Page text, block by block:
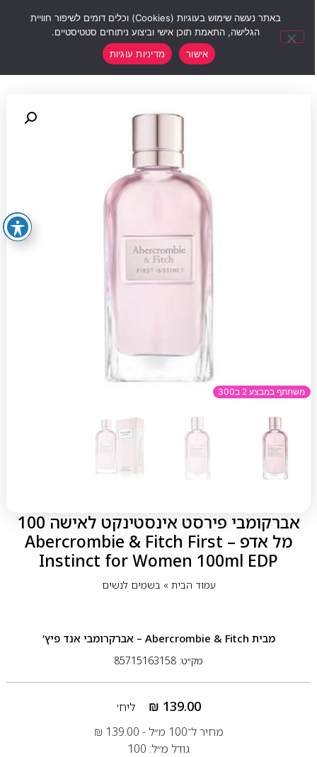
משתתף במבצע 2 ב300
אברקומבי פירסט אינסטינקט לאישה 100
מל אדפ – Abercrombie & Fitch First
Instinct for Women 100ml EDP
עמוד הבית» בשמים לנשים
מבית Abercrombie & Fitch – אברקרומבי אנד פיץ’
מק״ט: 85715163158
₪ 139.00
ליח׳
מחיר ל־100 מ״ל -
₪ 139.00
גודל מ״ל: 100
באתר נעשה שימוש בעוגיות (Cookies) וכלים דומים לשיפור חוויית
הגלישה, התאמת תוכן אישי וביצוע ניתוחים סטטיסטיים.
אישור
מדיניות עוגיות